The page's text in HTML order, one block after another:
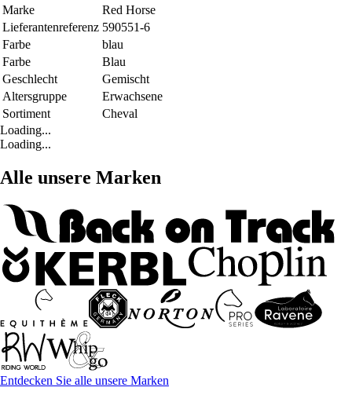
Marke
Red Horse
Lieferantenreferenz 590551-6
Farbe
blau
Farbe
Blau
Geschlecht
Gemischt
Altersgruppe
Erwachsene
Sortiment
Cheval
Loading...
Loading...
Alle unsere Marken
Entdecken Sie alle unsere Marken